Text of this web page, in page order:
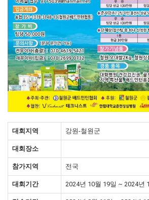
대회지역 강원-철원군
대회장소
참가지역 전국
대회기간 2024년 10월 19일 ~ 2024년